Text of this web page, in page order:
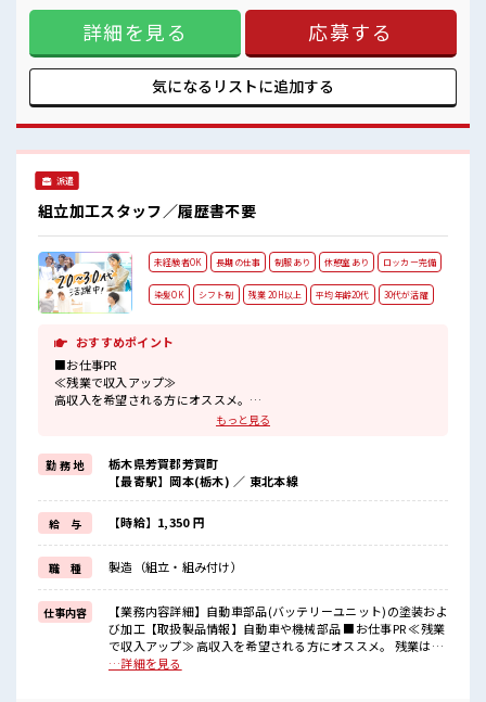
新しいことにチャレンジするのは不安だけど、 しっかり働く
環境が整っています！ イチからスキルUP・ステップUP目指
していきましょう！ ≪様々なお仕事をご提案≫ 一人で悩まず
気軽に相談できる、 派遣のお仕事です！ ■職場の雰囲気 しっ
かり休める休憩室あり！ オンオフの切替もできちゃう！ 持ち
物が多いあなたにもぴったり☆ ロッカー付き職場♪ 残業がし
詳細を見る 応募する
気になるリストに追加する
派遣
組立加工スタッフ／履歴書不要
未経験者OK 長期の仕事 制服あり 休憩室あり ロッカー完備
染髪OK シフト制 残業 20H以上 平均年齢20代 30代が活躍
おすすめポイント
■お仕事PR
≪残業で収入アップ≫
高収入を希望される方にオススメ。
残業は月20時間以上あります♪
明るすぎたり奇抜でなければ基本的に自由！
(規定有)≪動きやすい制服アリ≫
制服があるので、
毎日の服装の悩み解消♪
≪未経験の方も大カンゲイ≫
新しいことにチャレンジするのは不安だけど、
しっかり働く環境が整っています！
イチからスキルUP・ステップUP目指していきましょう！
≪収入アップを目指せる≫
高時給だらけの派遣のお仕事です！
■職場の雰囲気
明るすぎたり奇抜過ぎなければヘアカラーOK！
もっと見る
勤 務 地
栃木県芳賀郡芳賀町
【最寄駅】岡本(栃木) ／ 東北本線
給 与 【時給】1,350 円
職 種 製造（組立・組み付け）
仕事内容
【業務内容詳細】自動車部品(バッテリーユニット)の塗装およ
び加工【取扱製品情報】自動車や機械部品 ■お仕事PR ≪残業
で収入アップ≫ 高収入を希望される方にオススメ。 残業は月
20時間以上あります♪ ≪髪色自由で自分らしく働く≫ 明るす
…詳細を見る